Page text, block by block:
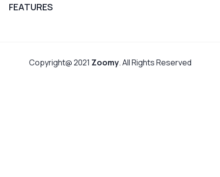
FEATURES
Copyright@ 2021 Zoomy. All Rights Reserved